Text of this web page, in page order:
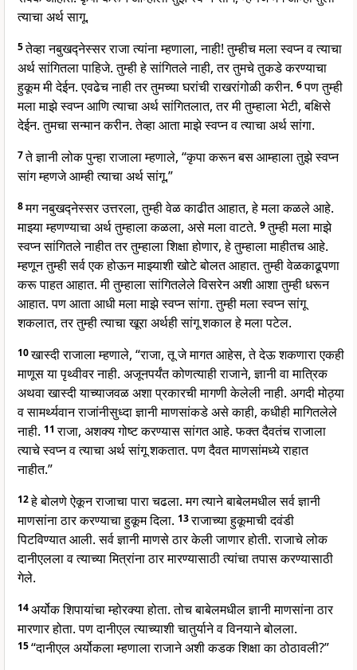
त्याचा अर्थ सागू.
5तेव्हा नबुखद्नेस्सर राजा त्यांना म्हणाला, नाही! तुम्हीच मला स्वप्न व त्याचा
अर्थ सांगितला पाहिजे. तुम्ही हे सांगितले नाही, तर तुमचे तुकडे करण्याचा
हुकूम मी देईन. एवढेच नाही तर तुमच्या घरांची राखरांगोळी करीन. 6पण तुम्ही
मला माझे स्वप्न आणि त्याचा अर्थ सांगितलात, तर मी तुम्हाला भेटी, बक्षिसे
देईन. तुमचा सन्मान करीन. तेव्हा आता माझे स्वप्न व त्याचा अर्थ सांगा.
7ते ज्ञानी लोक पुन्हा राजाला म्हणाले, “कृपा करून बस आम्हाला तुझे स्वप्न
सांग म्हणजे आम्ही त्याचा अर्थ सांगू.”
8मग नबुखद्नेस्सर उत्तरला, तुम्ही वेळ काढीत आहात, हे मला कळले आहे.
माझ्या म्हणण्याचा अर्थ तुम्हाला कळला, असे मला वाटते. 9तुम्ही मला माझे
स्वप्न सांगितले नाहीत तर तुम्हाला शिक्षा होणार, हे तुम्हाला माहीतच आहे.
म्हणून तुम्ही सर्व एक होऊन माझ्याशी खोटे बोलत आहात. तुम्ही वेळकाढूपणा
करू पाहत आहात. मी तुम्हाला सांगितलेले विसरेन अशी आशा तुम्ही धरून
आहात. पण आता आधी मला माझे स्वप्न सांगा. तुम्ही मला स्वप्न सांगू
शकलात, तर तुम्ही त्याचा खूरा अर्थही सांगू शकाल हे मला पटेल.
10खास्दी राजाला म्हणाले, “राजा, तू जे मागत आहेस, ते देऊ शकणारा एकही
माणूस या पृथ्वीवर नाही. अजूनपर्यंत कोणत्याही राजाने, ज्ञानी वा मात्रिक
अथवा खास्दी याच्याजवळ अशा प्रकारची मागणी केलेली नाही. अगदी मोठ्या
व सामर्थ्यवान राजांनीसुध्दा ज्ञानी माणसांकडे असे काही, कधीही मागितलेले
नाही. 11राजा, अशक्य गोष्ट करण्यास सांगत आहे. फक्त दैवतंच राजाला
त्याचे स्वप्न व त्याचा अर्थ सांगू शकतात. पण दैवत माणसांमध्ये राहात
नाहीत.”
12हे बोलणे ऐकून राजाचा पारा चढला. मग त्याने बाबेलमधील सर्व ज्ञानी
माणसांना ठार करण्याचा हुकूम दिला. 13राजाच्या हुकूमाची दवंडी
पिटविण्यात आली. सर्व ज्ञानी माणसे ठार केली जाणार होती. राजाचे लोक
दानीएलला व त्याच्या मित्रांना ठार मारण्यासाठी त्यांचा तपास करण्यासाठी
गेले.
14अर्योक शिपायांचा म्होरक्या होता. तोच बाबेलमधील ज्ञानी माणसांना ठार
मारणार होता. पण दानीएल त्याच्याशी चातुर्याने व विनयाने बोलला.
15“दानीएल अर्योकला म्हणाला राजाने अशी कडक शिक्षा का ठोठावली?”